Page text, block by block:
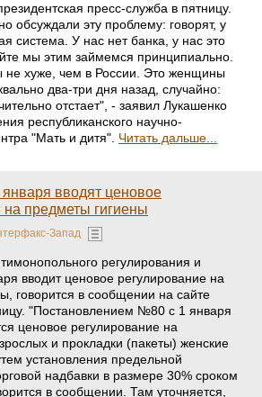
пресс-служба в пятницу.
обсуждали эту проблему: говорят, у
система. У нас нет банка, у нас это
мы этим займемся принципиально.
не хуже, чем в России. Это женщины
два-три дня назад, случайно:
отстает", - заявил Лукашенко
республиканского научно-
"Мать и дитя". Читать дальше...
вводят ценовое
на предметы гигиены
Запад
регулирования и
вводит ценовое регулирование на
говорится в сообщении на сайте
"Постановлением №80 с 1 января
ценовое регулирование на
и прокладки (пакеты) женские
установления предельной
надбавки в размере 30% сроком
в сообщении. Там уточняется,